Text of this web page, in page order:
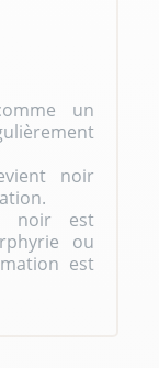
un
noir
noir est
ou
est